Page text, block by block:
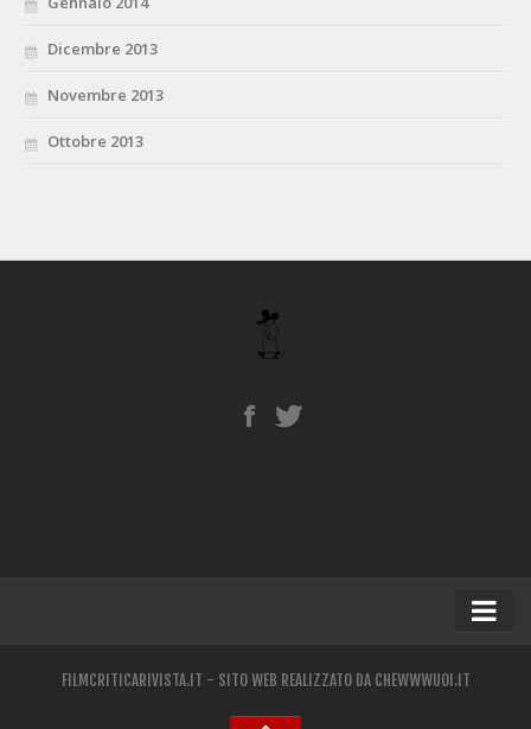
Dicembre 2013
Novembre 2013
Ottobre 2013
FILMCRITICARIVISTA.IT - SITO WEB REALIZZATO DA CHEWWWUOI.IT